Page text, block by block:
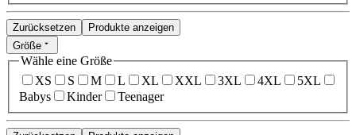
Zurücksetzen
Produkte anzeigen
Größe
Wähle eine Größe
XS
S M L XL XXL 3XL 4XL
5XL
Babys
Kinder Teenager